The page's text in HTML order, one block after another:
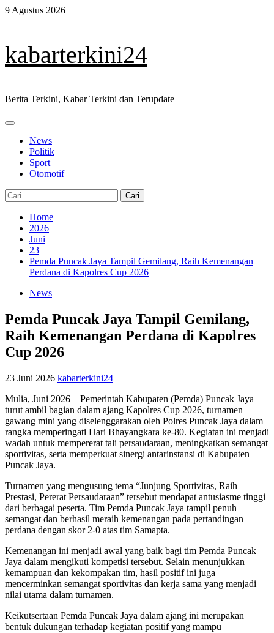
Skip
9 Agustus 2026
kabarterkini24
Berita Terkini, Kabar Terkini dan Terupdate
Primary
News
Politik
Sport
Otomotif
Cari
untuk:
Home
2026
Juni
23
Pemda Puncak Jaya Tampil Gemilang, Raih Kemenangan
Perdana di Kapolres Cup 2026
News
Pemda Puncak Jaya Tampil Gemilang,
Raih Kemenangan Perdana di Kapolres
Cup 2026
23 Juni 2026 kabarterkini24
Mulia, Juni 2026 – Pemerintah Kabupaten (Pemda) Puncak Jaya
turut ambil bagian dalam ajang Kapolres Cup 2026, turnamen
gawang mini yang diselenggarakan oleh Polres Puncak Jaya dalam
rangka memperingati Hari Bhayangkara ke-80. Kegiatan ini menjadi
wadah untuk mempererat tali persaudaraan, meningkatkan semangat
sportivitas, serta memperkuat sinergi antarinstansi di Kabupaten
Puncak Jaya.
Turnamen yang mengusung tema “Junjung Sportivitas, Raih
Prestasi, Pererat Persaudaraan” tersebut mendapat antusiasme tinggi
dari berbagai peserta. Tim Pemda Puncak Jaya tampil penuh
semangat dan berhasil meraih kemenangan pada pertandingan
perdana dengan skor 2-0 atas tim Samapta.
Kemenangan ini menjadi awal yang baik bagi tim Pemda Puncak
Jaya dalam mengikuti kompetisi tersebut. Selain menunjukkan
kemampuan dan kekompakan tim, hasil positif ini juga
mencerminkan semangat sportivitas dan kerja sama yang menjadi
nilai utama dalam turnamen.
Keikutsertaan Pemda Puncak Jaya dalam ajang ini merupakan
bentuk dukungan terhadap kegiatan positif yang mampu